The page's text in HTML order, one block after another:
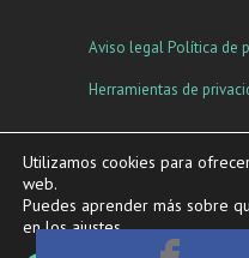
Aviso legal Política de
Herramientas de
Copyright ©2026
Utilizamos cookies para
web.
Puedes aprender más sobre
en losajustes.